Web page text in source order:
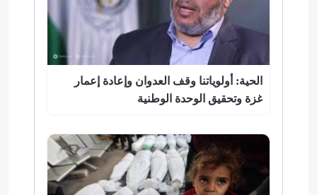
الحية: أولوياتنا وقف العدوان وإعادة إعمار
غزة وتحقيق الوحدة الوطنية